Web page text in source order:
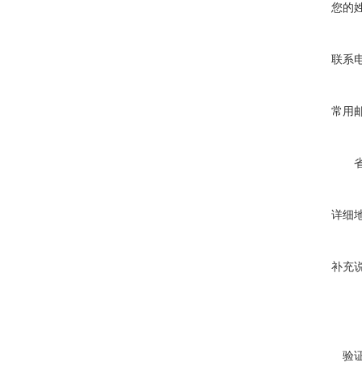
您的
联系
常用
详细
补充
验